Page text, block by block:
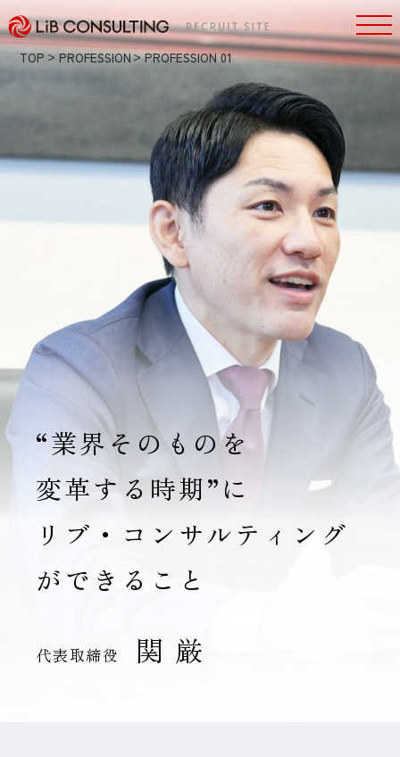
TOP PROFESSION PROFESSION 01
“業界そのものを
変革する時期”に
リブ・コンサルティング
ができること
代表取締役 関 厳